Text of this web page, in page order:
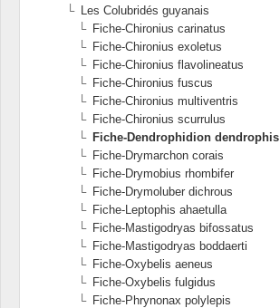
Les Colubridés guyanais
Fiche-Chironius carinatus
Fiche-Chironius exoletus
Fiche-Chironius flavolineatus
Fiche-Chironius fuscus
Fiche-Chironius multiventris
Fiche-Chironius scurrulus
Fiche-Dendrophidion dendrophis
Fiche-Drymarchon corais
Fiche-Drymobius rhombifer
Fiche-Drymoluber dichrous
Fiche-Leptophis ahaetulla
Fiche-Mastigodryas bifossatus
Fiche-Mastigodryas boddaerti
Fiche-Oxybelis aeneus
Fiche-Oxybelis fulgidus
Fiche-Phrynonax polylepis